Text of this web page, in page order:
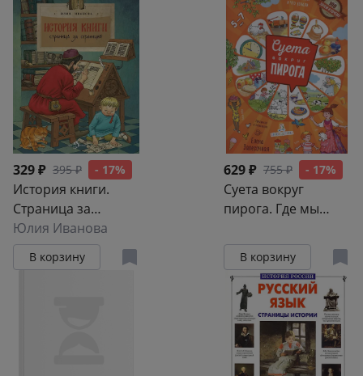
329 ₽ 395 ₽ - 17%
История книги.
Страница за
страницей
Юлия Иванова
В корзину
629 ₽ 755 ₽ - 17%
Суета вокруг
пирога. Где мы
В корзину